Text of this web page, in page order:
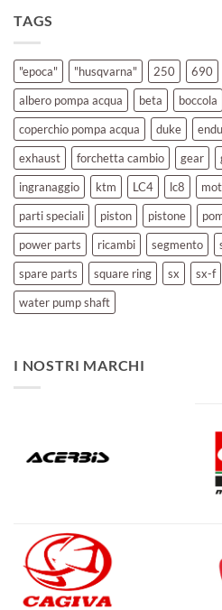
TAGS
"epoca" "husqvarna" 250 690
albero pompa acqua
beta boccola
coperchio pompa acqua
duke
exhaust
forchetta cambio gear
ingranaggio
ktm LC4 lc8
parti speciali
piston pistone
power parts
ricambi segmento
spare parts
square ring sx sx-f
water pump shaft
I NOSTRI MARCHI